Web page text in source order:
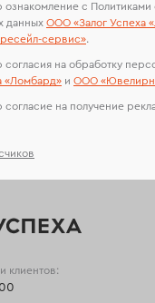
с Политиками
данных ООО «Залог Успеха
сервиc».
на обработку
«Ломбард» и ООО
на получение
клиентов: